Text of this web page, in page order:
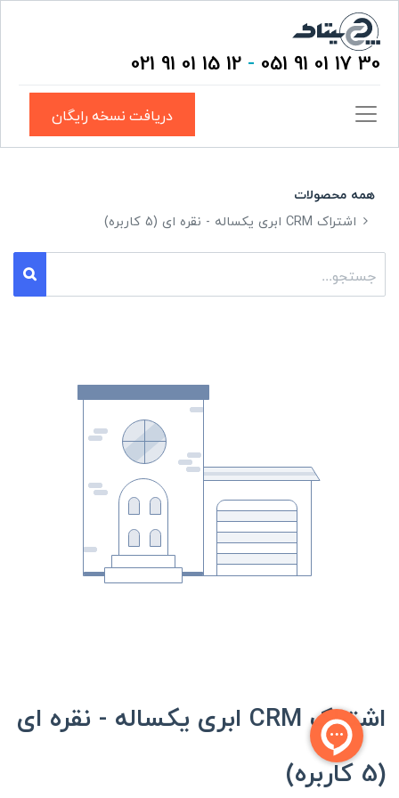
30 17 01 91 051
-
12 15 01 91 021
دریافت نسخه رایگان
همه محصولات
اشتراک CRM ابری یکساله - نقره ای (5 کاربره)
اشتراک CRM ابری یکساله - نقره ای
(5 کاربره)